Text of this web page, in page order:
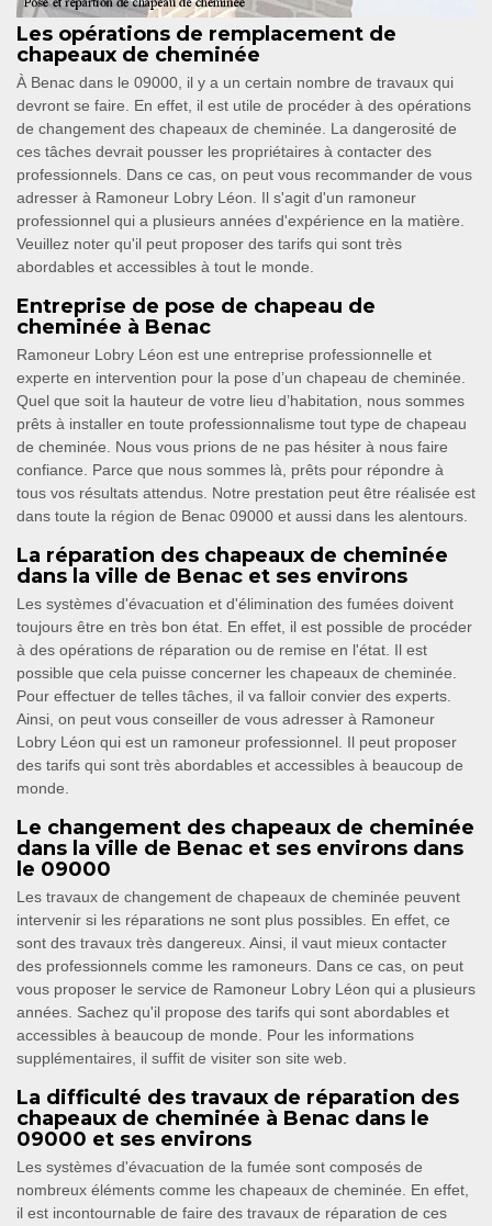
Les opérations de remplacement de
chapeaux de cheminée
À Benac dans le 09000, il y a un certain nombre de travaux qui
devront se faire. En effet, il est utile de procéder à des opérations
de changement des chapeaux de cheminée. La dangerosité de
ces tâches devrait pousser les propriétaires à contacter des
professionnels. Dans ce cas, on peut vous recommander de vous
adresser à Ramoneur Lobry Léon. Il s'agit d'un ramoneur
professionnel qui a plusieurs années d'expérience en la matière.
Veuillez noter qu'il peut proposer des tarifs qui sont très
abordables et accessibles à tout le monde.
Entreprise de pose de chapeau de
cheminée à Benac
Ramoneur Lobry Léon est une entreprise professionnelle et
experte en intervention pour la pose d’un chapeau de cheminée.
Quel que soit la hauteur de votre lieu d’habitation, nous sommes
prêts à installer en toute professionnalisme tout type de chapeau
de cheminée. Nous vous prions de ne pas hésiter à nous faire
confiance. Parce que nous sommes là, prêts pour répondre à
tous vos résultats attendus. Notre prestation peut être réalisée est
dans toute la région de Benac 09000 et aussi dans les alentours.
La réparation des chapeaux de cheminée
dans la ville de Benac et ses environs
Les systèmes d'évacuation et d'élimination des fumées doivent
toujours être en très bon état. En effet, il est possible de procéder
à des opérations de réparation ou de remise en l'état. Il est
possible que cela puisse concerner les chapeaux de cheminée.
Pour effectuer de telles tâches, il va falloir convier des experts.
Ainsi, on peut vous conseiller de vous adresser à Ramoneur
Lobry Léon qui est un ramoneur professionnel. Il peut proposer
des tarifs qui sont très abordables et accessibles à beaucoup de
monde.
Le changement des chapeaux de cheminée
dans la ville de Benac et ses environs dans
le 09000
Les travaux de changement de chapeaux de cheminée peuvent
intervenir si les réparations ne sont plus possibles. En effet, ce
sont des travaux très dangereux. Ainsi, il vaut mieux contacter
des professionnels comme les ramoneurs. Dans ce cas, on peut
vous proposer le service de Ramoneur Lobry Léon qui a plusieurs
années. Sachez qu'il propose des tarifs qui sont abordables et
accessibles à beaucoup de monde. Pour les informations
supplémentaires, il suffit de visiter son site web.
La difficulté des travaux de réparation des
chapeaux de cheminée à Benac dans le
09000 et ses environs
Les systèmes d'évacuation de la fumée sont composés de
nombreux éléments comme les chapeaux de cheminée. En effet,
il est incontournable de faire des travaux de réparation de ces